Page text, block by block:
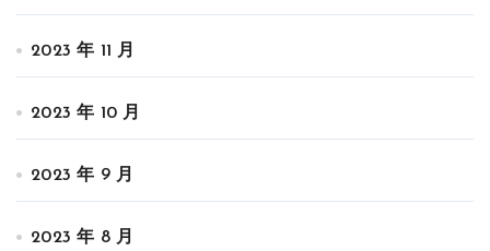
2023 年 11 月
2023 年 10 月
2023 年 9 月
2023 年 8 月